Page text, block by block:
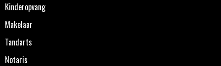
Kinderopvang
Makelaar
Tandarts
Notaris